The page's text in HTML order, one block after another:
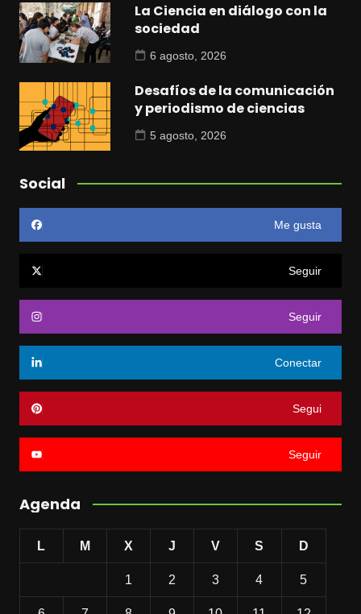
La Ciencia en diálogo con la
sociedad
6 agosto, 2026
Desafíos de la comunicación
y periodismo de ciencias
5 agosto, 2026
Social
Me gusta
Seguir
Seguir
Conectar
Segui
Seguir
Agenda
L M X J V S D
1 2 3 4 5